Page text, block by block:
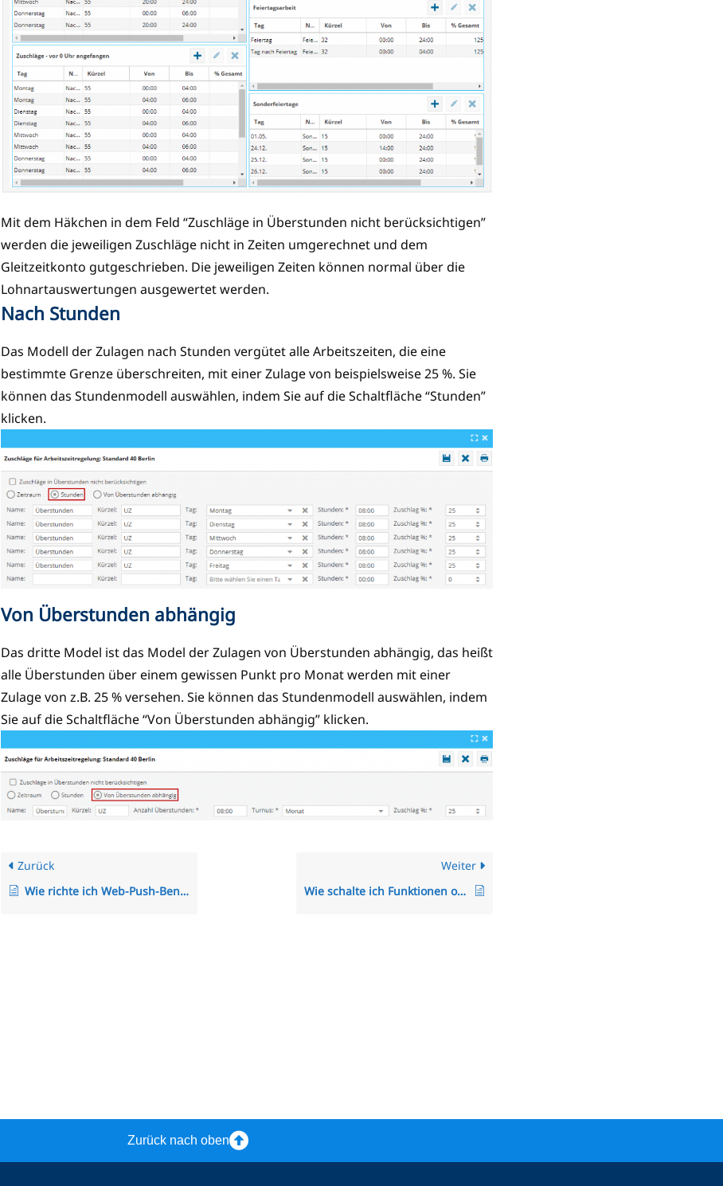
Mit dem Häkchen in dem Feld “Zuschläge in Überstunden nicht berücksichtigen”
werden die jeweiligen Zuschläge nicht in Zeiten umgerechnet und dem
Gleitzeitkonto gutgeschrieben. Die jeweiligen Zeiten können normal über die
Lohnartauswertungen ausgewertet werden.
Nach Stunden
Das Modell der Zulagen nach Stunden vergütet alle Arbeitszeiten, die eine
bestimmte Grenze überschreiten, mit einer Zulage von beispielsweise 25 %. Sie
können das Stundenmodell auswählen, indem Sie auf die Schaltfläche “Stunden”
klicken.
Von Überstunden abhängig
Das dritte Model ist das Model der Zulagen von Überstunden abhängig, das heißt
alle Überstunden über einem gewissen Punkt pro Monat werden mit einer
Zulage von z.B. 25 % versehen. Sie können das Stundenmodell auswählen, indem
Sie auf die Schaltfläche “Von Überstunden abhängig” klicken.
Zurück
Wie richte ich Web-Push-Benachrichtigungen auf meinem PC/Laptop ein?
Weiter
Wie schalte ich Funktionen oder Module im System ein und aus?
Zurück nach oben